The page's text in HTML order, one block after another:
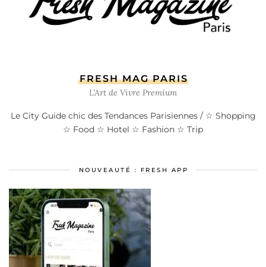
FRESH MAG PARIS
L’Art de Vivre Premium
Le City Guide chic des Tendances Parisiennes / ☆ Shopping
☆ Food ☆ Hotel ☆ Fashion ☆ Trip
NOUVEAUTÉ : FRESH APP